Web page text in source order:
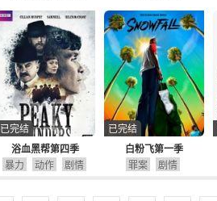
疑
动作 剧情
浴血黑帮第四季
已完结
暴力 动作 剧情
白粉飞第一季
已完结
罪案 剧情